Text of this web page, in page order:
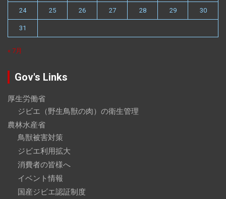
24 25 26 27 28 29 30
31
« 7月
Gov's Links
厚生労働省
ジビエ（野生鳥獣の肉）の衛生管理
農林水産省
鳥獣被害対策
ジビエ利用拡大
消費者の皆様へ
イベント情報
国産ジビエ認証制度